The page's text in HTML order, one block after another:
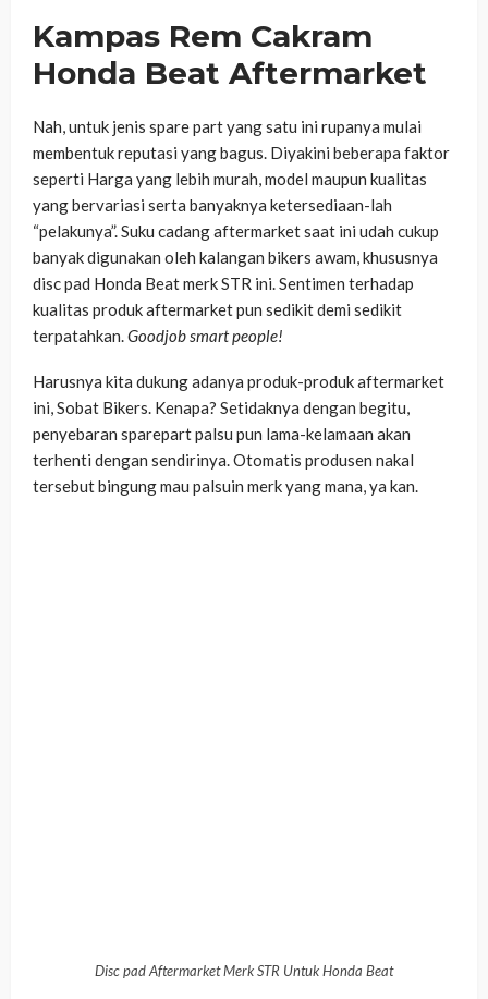
Kampas Rem Cakram
Honda Beat Aftermarket
Nah, untuk jenis spare part yang satu ini rupanya mulai
membentuk reputasi yang bagus. Diyakini beberapa faktor
seperti Harga yang lebih murah, model maupun kualitas
yang bervariasi serta banyaknya ketersediaan-lah
“pelakunya”. Suku cadang aftermarket saat ini udah cukup
banyak digunakan oleh kalangan bikers awam, khususnya
disc pad Honda Beat merk STR ini. Sentimen terhadap
kualitas produk aftermarket pun sedikit demi sedikit
terpatahkan.Goodjob smart people!
Harusnya kita dukung adanya produk-produk aftermarket
ini, Sobat Bikers. Kenapa? Setidaknya dengan begitu,
penyebaran sparepart palsu pun lama-kelamaan akan
terhenti dengan sendirinya. Otomatis produsen nakal
tersebut bingung mau palsuin merk yang mana, ya kan.
Disc pad Aftermarket Merk STR Untuk Honda Beat